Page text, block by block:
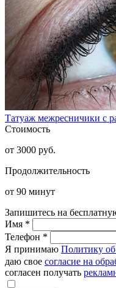
Татуаж межресничики с
Стоимость
от 3000 руб.
Продолжительность
от 90 минут
Запишитесь на
Имя *
Телефон *
Я принимаю Политику
даю свое согласие на
согласен получать